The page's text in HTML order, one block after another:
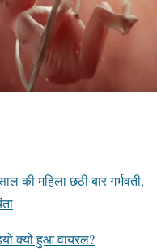
की महिला छठी बार गर्भवती,
क्यों हुआ वायरल?